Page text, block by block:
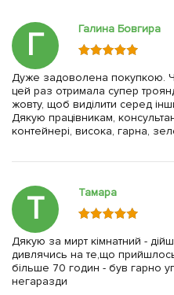
Г Галина Бовгира
Дуже задоволена покупкою.
цей раз отримала супер
жовту, щоб виділити серед
Дякую працівникам,
контейнері, висока, гарна,
Т Тамара
Дякую за мирт кімнатний -
дивлячись на те,що
більше 70 годин - був гарно
негаразди